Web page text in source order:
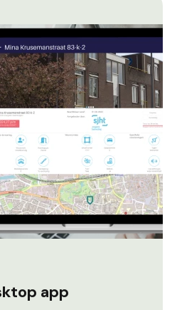
app